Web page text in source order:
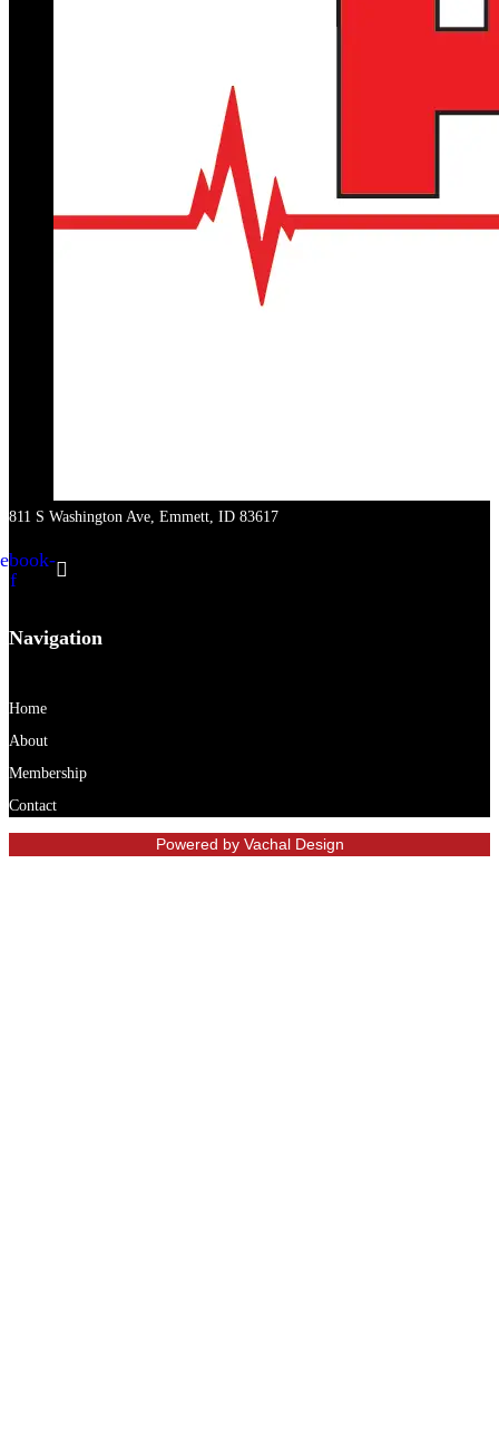
811 S Washington Ave, Emmett, ID 83617
f
Navigation
Home
About
Membership
Contact
Powered by Vachal Design